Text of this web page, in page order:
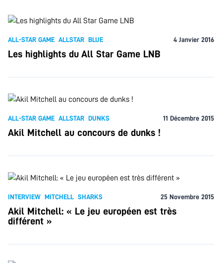
ALL-STAR GAME ALLSTAR BLUE 4 Janvier 2016
Les highlights du All Star Game LNB
ALL-STAR GAME ALLSTAR DUNKS 11 Décembre 2015
Akil Mitchell au concours de dunks !
INTERVIEW MITCHELL SHARKS 25 Novembre 2015
Akil Mitchell: « Le jeu européen est très
différent »